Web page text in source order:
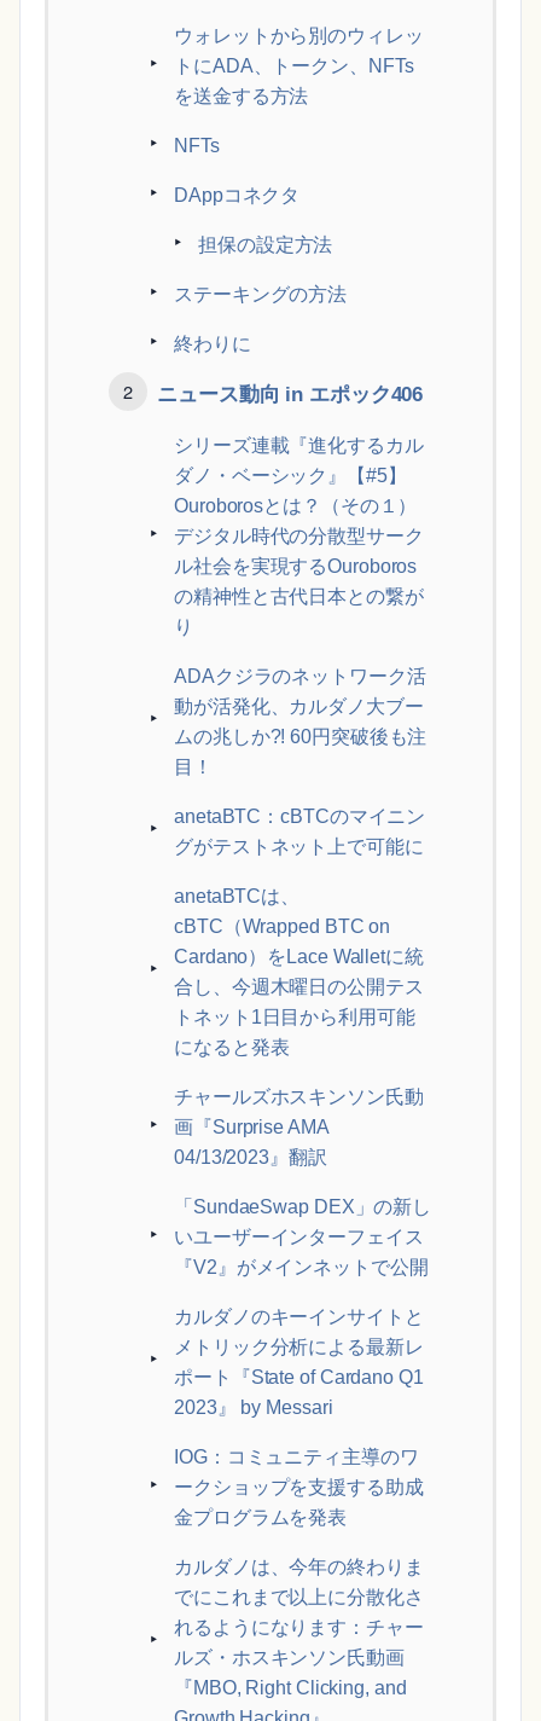
ウォレットから別のウィレッ
トにADA、トークン、NFTs
を送金する方法
NFTs
DAppコネクタ
担保の設定方法
ステーキングの方法
終わりに
ニュース動向 in エポック406
シリーズ連載『進化するカル
ダノ・ベーシック』【#5】
Ouroborosとは？（その１）
デジタル時代の分散型サーク
ル社会を実現するOuroboros
の精神性と古代日本との繋が
り
ADAクジラのネットワーク活
動が活発化、カルダノ大ブー
ムの兆しか?! 60円突破後も注
目！
anetaBTC：cBTCのマイニン
グがテストネット上で可能に
anetaBTCは、
cBTC（Wrapped BTC on
Cardano）をLace Walletに統
合し、今週木曜日の公開テス
トネット1日目から利用可能
になると発表
チャールズホスキンソン氏動
画『Surprise AMA
04/13/2023』翻訳
「SundaeSwap DEX」の新し
いユーザーインターフェイス
『V2』がメインネットで公開
カルダノのキーインサイトと
メトリック分析による最新レ
ポート『State of Cardano Q1
2023』 by Messari
IOG：コミュニティ主導のワ
ークショップを支援する助成
金プログラムを発表
カルダノは、今年の終わりま
でにこれまで以上に分散化さ
れるようになります：チャー
ルズ・ホスキンソン氏動画
『MBO, Right Clicking, and